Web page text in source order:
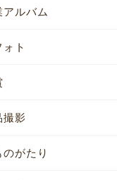
アルバム
ト
撮影
のがたり